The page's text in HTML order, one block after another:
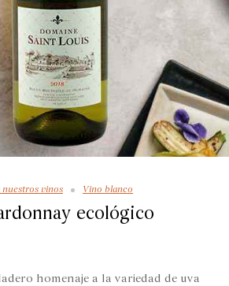
nuestros vinos Vino blanco
ecológico
homenaje a la variedad de uva